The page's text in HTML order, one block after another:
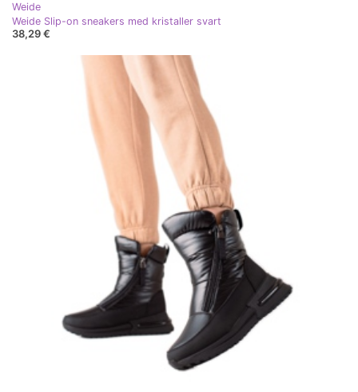
Weide
Weide Slip-on sneakers med kristaller svart
38,29 €